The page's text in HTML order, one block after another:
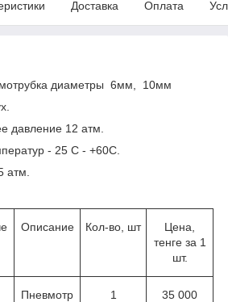
Доставка Оплата
диаметры 6мм, 10мм
давление 12 атм.
- 25 С - +60С.
атм.
Описание Кол-во, шт
Цена,
тенге за 1
шт.
Пневмотр
1 35 000